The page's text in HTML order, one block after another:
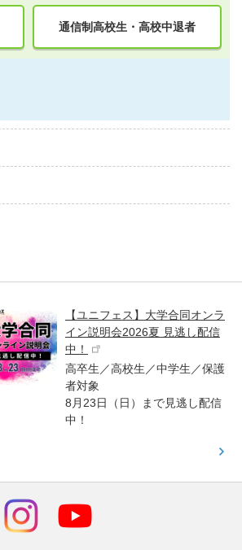
通信制高校生・高校中退者
【ユニフェス】大学合同オンラ
イン説明会2026夏 見逃し配信
中！
高卒生／高校生／中学生／保護
者対象
8月23日（日）まで見逃し配信
中！